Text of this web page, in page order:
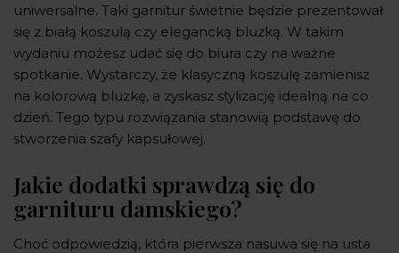
uniwersalne. Taki garnitur świetnie będzie prezentował
się z białą koszulą czy elegancką bluzką. W takim
wydaniu możesz udać się do biura czy na ważne
spotkanie. Wystarczy, że klasyczną koszulę zamienisz
na kolorową bluzkę, a zyskasz stylizację idealną na co
dzień. Tego typu rozwiązania stanowią podstawę do
stworzenia szafy kapsułowej.
Jakie dodatki sprawdzą się do
garnituru damskiego?
Choć odpowiedzią, która pierwsza nasuwa się na usta